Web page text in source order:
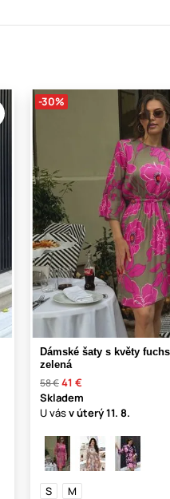
-30%
Dámské šaty s květy
zelená
58 €41 €
Skladem
U vásv úterý11. 8.
S M